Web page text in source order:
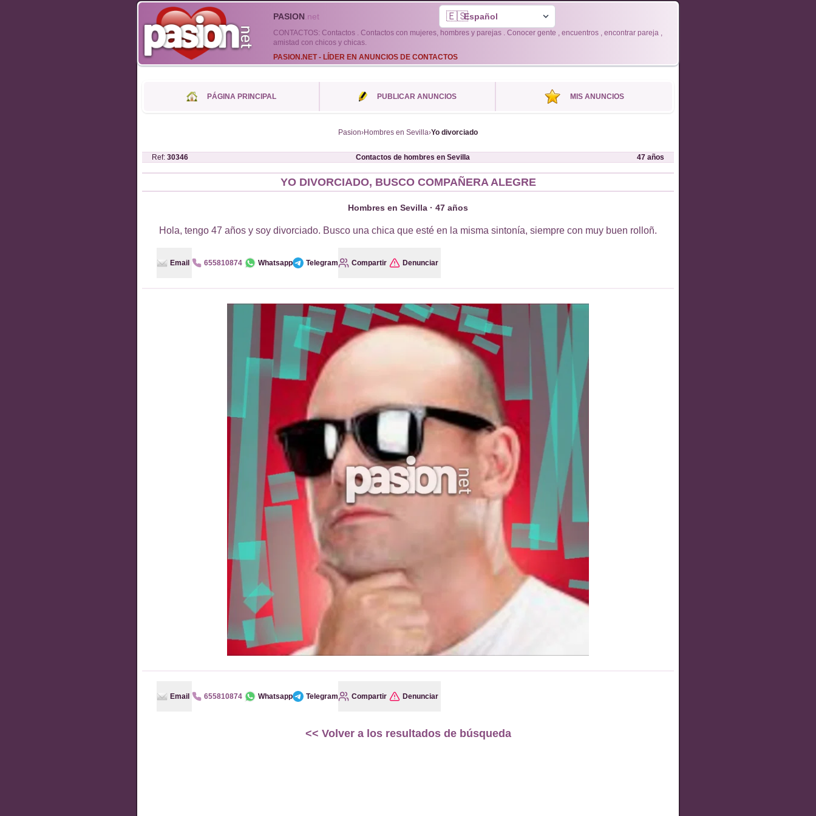
PASION .net 🇪🇸
CONTACTOS: Contactos . Contactos con mujeres, hombres y parejas . Conocer gente , encuentros , encontrar pareja ,
amistad con chicos y chicas.
PASION.NET - LÍDER EN ANUNCIOS DE CONTACTOS
PÁGINA PRINCIPAL PUBLICAR ANUNCIOS MIS ANUNCIOS
Pasion›Hombres en Sevilla›Yo divorciado
Ref: 30346 Contactos de hombres enSevilla 47 años
YO DIVORCIADO, BUSCO COMPAÑERA ALEGRE
Hombres en Sevilla · 47 años
Hola, tengo 47 años y soy divorciado. Busco una chica que esté en la misma sintonía, siempre con muy buen rolloñ.
Email 655810874 Whatsapp Telegram Compartir Denunciar
Email 655810874 Whatsapp Telegram Compartir Denunciar
<< Volver a los resultados de búsqueda